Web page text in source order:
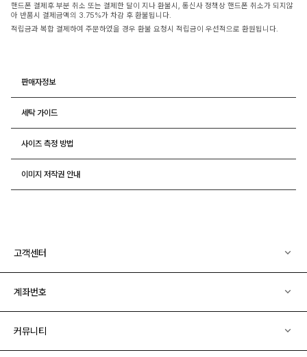
핸드폰 결제후 부분 취소 또는 결제한 달이 지나 환불시, 통신사 정책상 핸드폰 취소가 되지않
아 반품시 결제금액의 3.75%가 차감 후 환불됩니다.
적립금과 복합 결제하여 주문하였을 경우 환불 요청시 적립금이 우선적으로 환원됩니다.
판매자정보
세탁 가이드
사이즈 측정 방법
이미지 저작권 안내
고객센터
계좌번호
커뮤니티